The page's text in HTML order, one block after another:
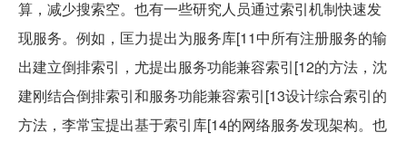
算，减少搜索空。也有一些研究人员通过索引机制快速发
现服务。例如，匡力提出为服务库[11中所有注册服务的输
出建立倒排索引，尤提出服务功能兼容索引[12的方法，沈
建刚结合倒排索引和服务功能兼容索引[13设计综合索引的
方法，李常宝提出基于索引库[14的网络服务发现架构。也